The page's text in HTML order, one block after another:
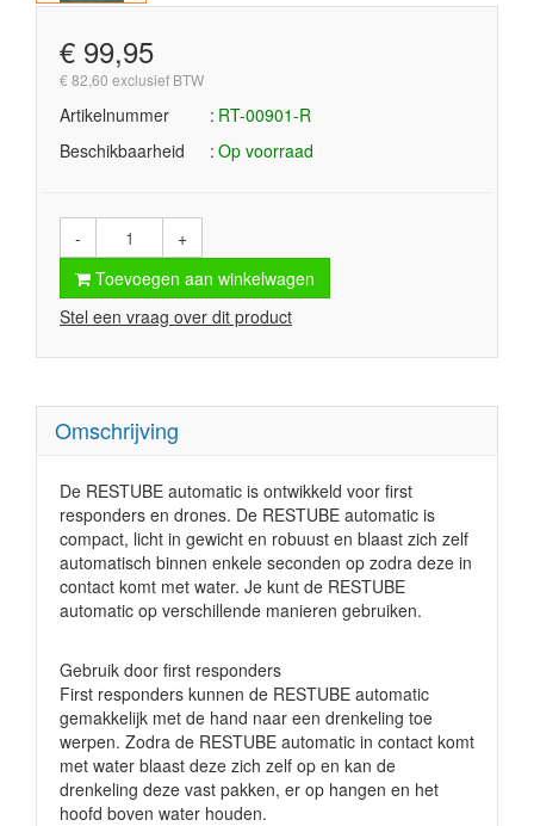
€ 99,95
€ 82,60 exclusief BTW
Artikelnummer
RT-00901-R
Beschikbaarheid
Op voorraad
-
+
Toevoegen aan winkelwagen
Stel een vraag over dit product
Omschrijving
De RESTUBE automatic is ontwikkeld voor first
responders en drones. De RESTUBE automatic is
compact, licht in gewicht en robuust en blaast zich zelf
automatisch binnen enkele seconden op zodra deze in
contact komt met water. Je kunt de RESTUBE
automatic op verschillende manieren gebruiken.
Gebruik door first responders
First responders kunnen de RESTUBE automatic
gemakkelijk met de hand naar een drenkeling toe
werpen. Zodra de RESTUBE automatic in contact komt
met water blaast deze zich zelf op en kan de
drenkeling deze vast pakken, er op hangen en het
hoofd boven water houden.